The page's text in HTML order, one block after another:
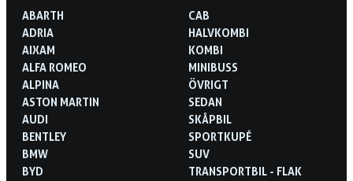
ABARTH
ADRIA
AIXAM
ALFA ROMEO
ALPINA
ASTON MARTIN
AUDI
BENTLEY
BMW
BYD
CAB
HALVKOMBI
KOMBI
MINIBUSS
ÖVRIGT
SEDAN
SKÅPBIL
SPORTKUPÉ
SUV
TRANSPORTBIL - FLAK